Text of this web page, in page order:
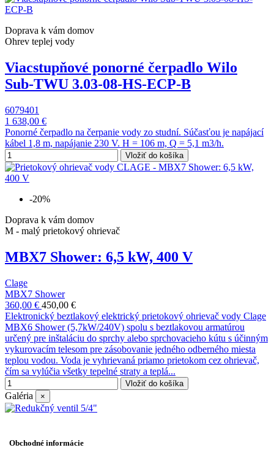
Doprava k vám domov
Ohrev teplej vody
Viacstupňové ponorné čerpadlo Wilo
Sub-TWU 3.03-08-HS-ECP-B
6079401
1 638,00 €
Ponorné čerpadlo na čerpanie vody zo studní. Súčasťou je napájací
kábel 1,8 m, napájanie 230 V. H = 106 m, Q = 5,1 m3/h.
Vložiť do košíka
-20%
Doprava k vám domov
M - malý prietokový ohrievač
MBX7 Shower: 6,5 kW, 400 V
Clage
MBX7 Shower
360,00 € 450,00 €
Elektronický beztlakový elektrický prietokový ohrievač vody Clage
MBX6 Shower (5,7kW/240V) spolu s beztlakovou armatúrou
určený pre inštaláciu do sprchy alebo sprchovacieho kútu s účinným
vykurovacím telesom pre zásobovanie jedného odberného miesta
teplou vodou. Voda je vyhrievaná priamo prietokom cez ohrievač,
čím sa vylúčia všetky tepelné straty a teplá...
Vložiť do košíka
Galéria ×
Obchodné informácie